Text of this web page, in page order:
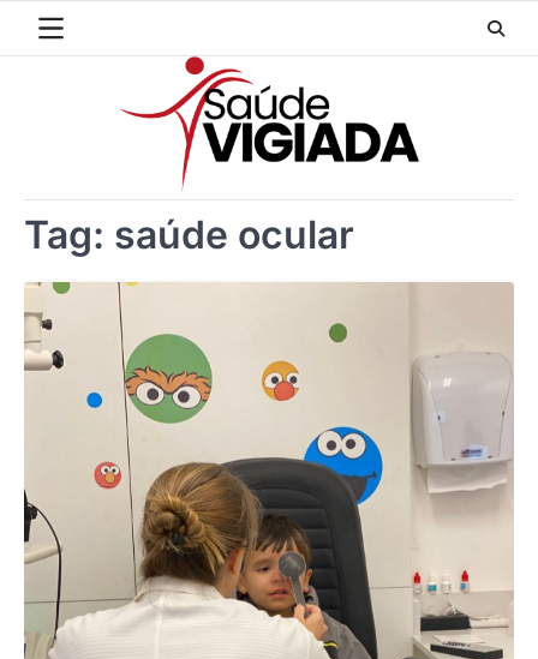
Tag: saúde ocular